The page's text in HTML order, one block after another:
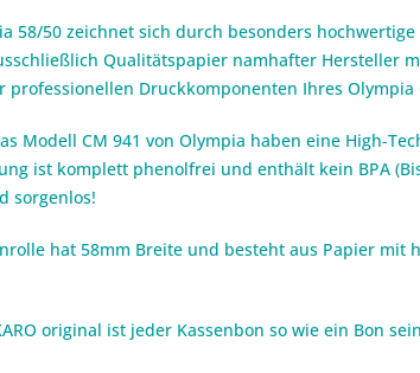
58/50 zeichnet sich durch besonders
Qualitätspapier namhafter Hersteller
Druckkomponenten Ihres Olympia
Modell CM 941 von Olympia haben eine High-
ist komplett phenolfrei und enthält kein BPA
sorgenlos!
hat 58mm Breite und besteht aus Papier
original ist jeder Kassenbon so wie ein Bon